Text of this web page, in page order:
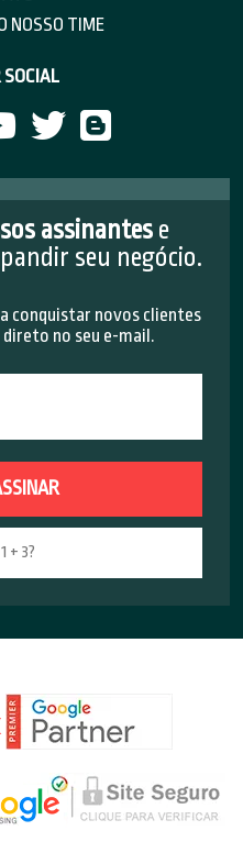
NOSSO TIME
assinantes e
seu negócio.
conquistar novos clientes
no seu e-mail.